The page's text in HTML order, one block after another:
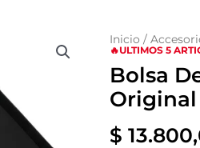
Inicio /
🔥ULTIMOS 5
Bolsa
Original
$